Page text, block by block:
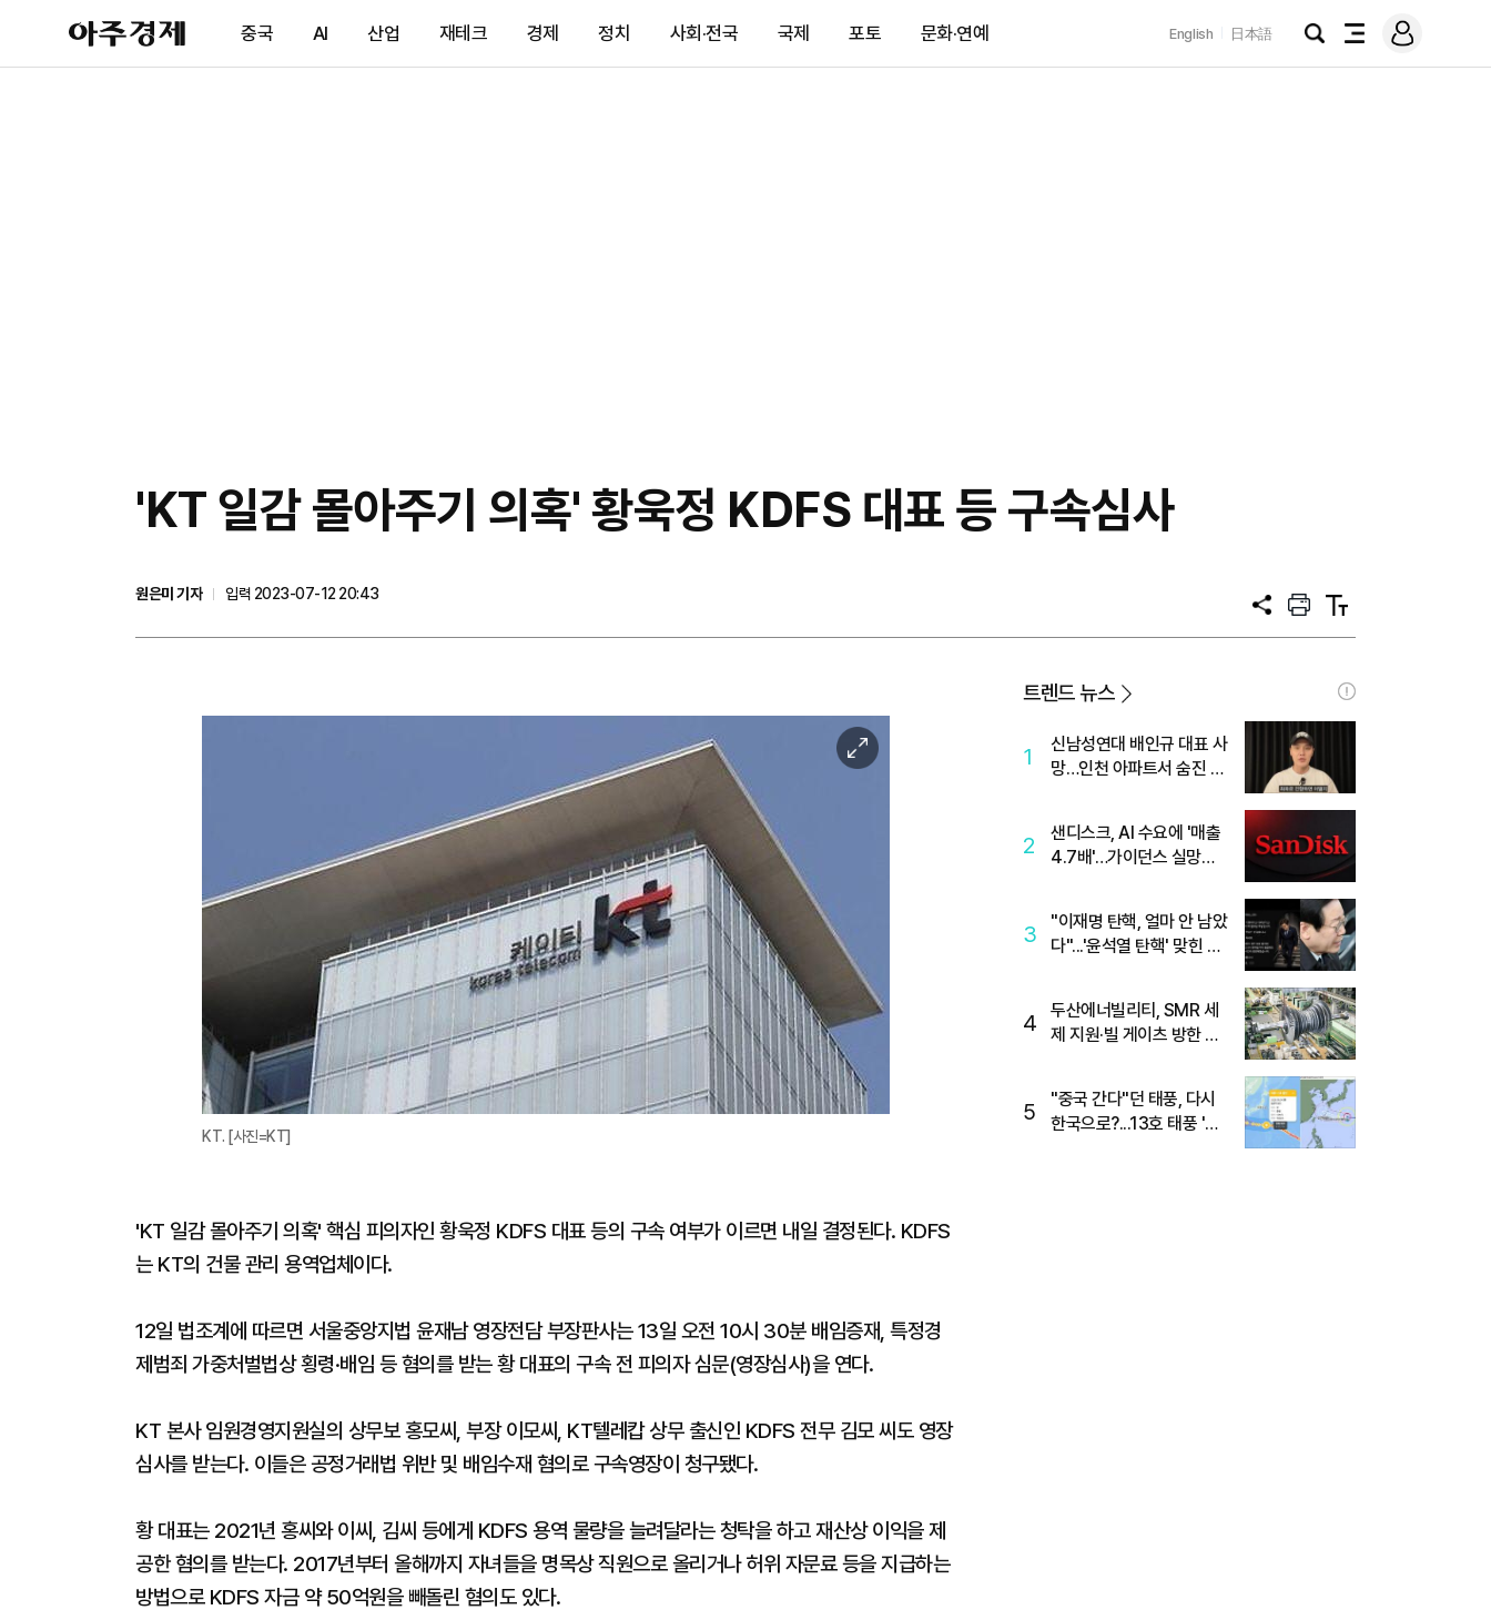
아
주
제
중국 AI 산업 재테크 경제 정치 사회·전국 국제 포토 문화·연예 English 日本語
검
전
메
그
'KT 일감 몰아주기 의혹' 황욱정 KDFS 대표 등 구속심사
원은미 기자
입력 2023-07-12 20:43
공
프
트
텍
트
이
미
KT. [사진=KT]
'KT 일감 몰아주기 의혹' 핵심 피의자인 황욱정 KDFS 대표 등의 구속 여부가 이르면 내일 결정된다. KDFS
는 KT의 건물 관리 용역업체이다.
12일 법조계에 따르면 서울중앙지법 윤재남 영장전담 부장판사는 13일 오전 10시 30분 배임증재, 특정경
제범죄 가중처벌법상 횡령·배임 등 혐의를 받는 황 대표의 구속 전 피의자 심문(영장심사)을 연다.
KT 본사 임원경영지원실의 상무보 홍모씨, 부장 이모씨, KT텔레캅 상무 출신인 KDFS 전무 김모 씨도 영장
심사를 받는다. 이들은 공정거래법 위반 및 배임수재 혐의로 구속영장이 청구됐다.
황 대표는 2021년 홍씨와 이씨, 김씨 등에게 KDFS 용역 물량을 늘려달라는 청탁을 하고 재산상 이익을 제
공한 혐의를 받는다. 2017년부터 올해까지 자녀들을 명목상 직원으로 올리거나 허위 자문료 등을 지급하는
방법으로 KDFS 자금 약 50억원을 빼돌린 혐의도 있다.
트렌드 뉴스
1
신남성연대 배인규 대표 사
망…인천 아파트서 숨진 채
2
샌디스크, AI 수요에 '매출
4.7배'…가이던스 실망에
3
"이재명 탄핵, 얼마 안 남았
다"...'윤석열 탄핵' 맞힌 무
4
두산에너빌리티, SMR 세
제 지원·빌 게이츠 방한 기
5
"중국 간다"던 태풍, 다시
한국으로?...13호 태풍 '돌